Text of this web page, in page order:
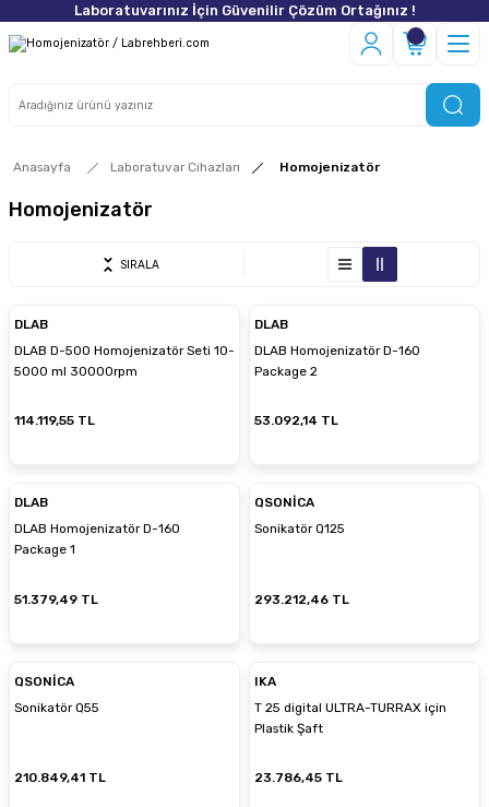
Laboratuvarınız İçin Güvenilir Çözüm Ortağınız !
Anasayfa Laboratuvar Cihazları Homojenizatör
Homojenizatör
SIRALA
DLAB
DLAB D-500 Homojenizatör Seti 10-
5000 ml 30000rpm
114.119,55 TL
DLAB
DLAB Homojenizatör D-160
Package 2
53.092,14 TL
DLAB
DLAB Homojenizatör D-160
Package 1
51.379,49 TL
QSONİCA
Sonikatör Q125
293.212,46 TL
QSONİCA
Sonikatör Q55
210.849,41 TL
IKA
T 25 digital ULTRA-TURRAX için
Plastik Şaft
23.786,45 TL